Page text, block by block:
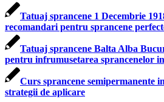
Tatuaj sprancene 1 Decembrie
recomandari pentru sprancene
Tatuaj sprancene Balta Alba
pentru infrumusetarea sprancenelor
Curs sprancene semipermanente
strategii de aplicare